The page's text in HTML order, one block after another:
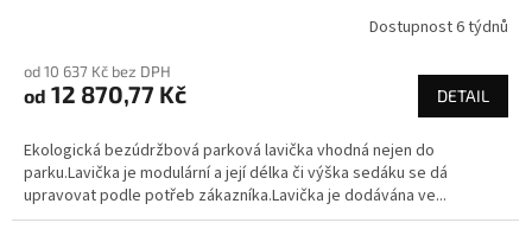
Dostupnost 6 týdnů
od 10 637 Kč bez DPH
od 12 870,77 Kč DETAIL
Ekologická bezúdržbová parková lavička vhodná nejen do
parku.Lavička je modulární a její délka či výška sedáku se dá
upravovat podle potřeb zákazníka.Lavička je dodávána ve...